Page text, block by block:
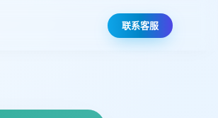
联系客服